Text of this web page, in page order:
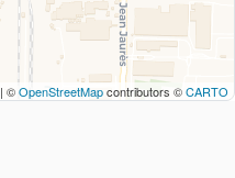
| ©OpenStreetMapcontributors ©CARTO